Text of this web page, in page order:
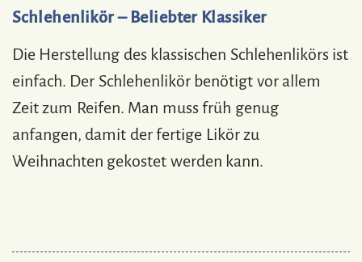
Schlehenlikör – Beliebter Klassiker
Die Herstellung des klassischen Schlehenlikörs ist
einfach. Der Schlehenlikör benötigt vor allem
Zeit zum Reifen. Man muss früh genug
anfangen, damit der fertige Likör zu
Weihnachten gekostet werden kann.